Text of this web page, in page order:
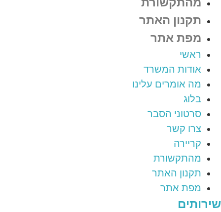
תקנון האתר
מפת אתר
ראשי
אודות המשרד
מה אומרים עלינו
בלוג
סרטוני הסבר
צרו קשר
קריירה
מהתקשורת
תקנון האתר
מפת אתר
שירותים